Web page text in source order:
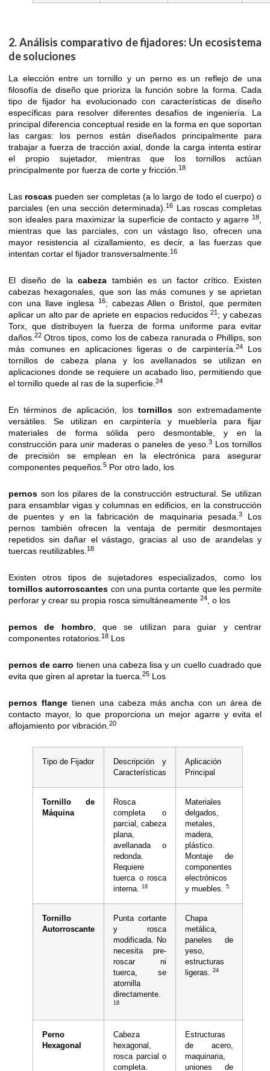
2. Análisis comparativo de fijadores: Un ecosistema
de soluciones
La elección entre un tornillo y un perno es un reflejo de una
filosofía de diseño que prioriza la función sobre la forma. Cada
tipo de fijador ha evolucionado con características de diseño
específicas para resolver diferentes desafíos de ingeniería. La
principal diferencia conceptual reside en la forma en que soportan
las cargas: los pernos están diseñados principalmente para
trabajar a fuerza de tracción axial, donde la carga intenta estirar
el propio sujetador, mientras que los tornillos actúan
principalmente por fuerza de corte y fricción. 18
Las roscas pueden ser completas (a lo largo de todo el cuerpo) o
parciales (en una sección determinada).16 Las roscas completas
son ideales para maximizar la superficie de contacto y agarre 18
mientras que las parciales, con un vástago liso, ofrecen una
mayor resistencia al cizallamiento, es decir, a las fuerzas que
intentan cortar el fijador transversalmente. 16
El diseño de la cabeza también es un factor crítico. Existen
cabezas hexagonales, que son las más comunes y se aprietan
con una llave inglesa
16; cabezas Allen o Bristol, que permiten
aplicar un alto par de apriete en espacios reducidos21 ; y cabezas
Torx, que distribuyen la fuerza de forma uniforme para evitar
daños. 22 Otros tipos, como los de cabeza ranurada o Phillips, son
más comunes en aplicaciones ligeras o de carpintería. 24Los
tornillos de cabeza plana y los avellanados se utilizan en
aplicaciones donde se requiere un acabado liso, permitiendo que
el tornillo quede al ras de la superficie. 24
En términos de aplicación, lostornillos son extremadamente
versátiles. Se utilizan en carpintería y mueblería para fijar
materiales de forma sólida pero desmontable, y en la
construcción para unir maderas o paneles de yeso. 3 Los tornillos
de precisión se emplean en la electrónica para asegurar
componentes pequeños. 5 Por otro lado, los
pernos son los pilares de la construcción estructural. Se utilizan
para ensamblar vigas y columnas en edificios, en la construcción
de puentes y en la fabricación de maquinaria pesada. 3Los
pernos también ofrecen la ventaja de permitir desmontajes
repetidos sin dañar el vástago, gracias al uso de arandelas y
tuercas reutilizables. 18
Existen otros tipos de sujetadores especializados, como los
tornillos autorroscantes con una punta cortante que les permite
perforar y crear su propia rosca simultáneamente 24 , o los
pernos de hombro , que se utilizan para guiar y centrar
componentes rotatorios. 18 Los
pernos de carro tienen una cabeza lisa y un cuello cuadrado que
evita que giren al apretar la tuerca. 25 Los
pernos flange tienen una cabeza más ancha con un área de
contacto mayor, lo que proporciona un mejor agarre y evita el
aflojamiento por vibración. 20
Tipo de Fijador
Descripción y
Características
Aplicación
Principal
Tornillo de
Máquina
Rosca
completa o
parcial, cabeza
plana,
avellanada o
redonda.
Requiere
tuerca o rosca
interna. 18
Materiales
delgados,
metales,
madera,
plástico.
Montaje de
componentes
electrónicos
y muebles. 5
Tornillo
Autorroscante
Punta cortante
y rosca
modificada. No
necesita pre-
roscar ni
tuerca, se
atornilla
directamente.
18
Chapa
metálica,
paneles de
yeso,
estructuras
ligeras. 24
Perno
Hexagonal
Cabeza
hexagonal,
rosca parcial o
completa.
Estructuras
de acero,
maquinaria,
uniones de